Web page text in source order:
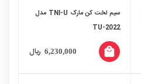
سیم لخت کن مارک TNI-U مدل
TU-2022
6,230,000 ریال local_mall